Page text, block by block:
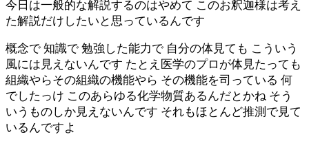
今日は一般的な解説するのはやめて このお釈迦様は考え
た解説だけしたいと思っているんです
概念で 知識で 勉強した能力で 自分の体見ても こういう
風には見えないんです たとえ医学のプロが体見たっても
組織やらその組織の機能やら その機能を司っている 何
でしたっけ このあらゆる化学物質あるんだとかね そう
いうものしか見えないんです それもほとんど推測で見て
いるんですよ